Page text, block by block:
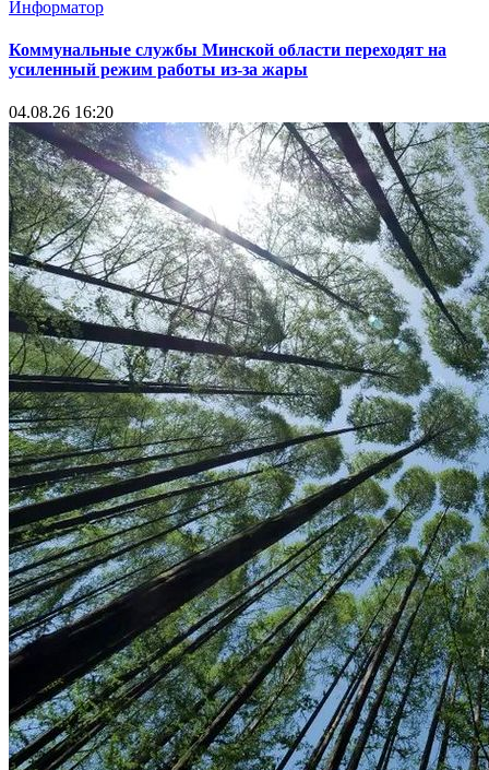
Информатор
Коммунальные службы Минской области переходят на
усиленный режим работы из-за жары
04.08.26 16:20